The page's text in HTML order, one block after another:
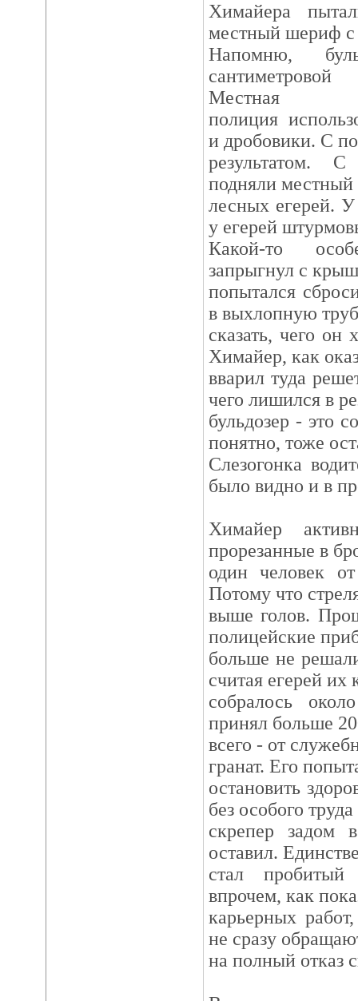
Химайера
местный шериф
Напомню,
Местная
полиция
и дробовики. С
результатом.
подняли местный
лесных егерей.
у егерей
Какой-то
запрыгнул с
попытался
в выхлопную
сказать, чего он
Химайер, как
вварил туда
чего лишился в
бульдозер - это
понятно, тоже
Слезогонка
было видно и в
Химайер
прорезанные в
один человек
Потому что
выше голов.
полицейские
больше не
считая егерей их
собралось
принял больше
всего - от
гранат. Его
остановить
без особого
скрепер задом
оставил.
стал
впрочем, как
карьерных
не сразу
на полный отказ